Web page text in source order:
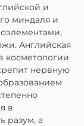
и
миндаля и
Английская
косметологии
нервную
в
разум, а